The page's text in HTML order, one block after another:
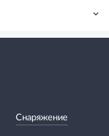
Снаряжение